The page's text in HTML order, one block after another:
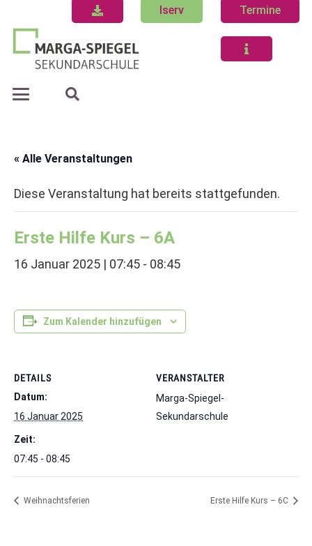
Iserv Termine
« Alle Veranstaltungen
Diese Veranstaltung hat bereits stattgefunden.
Erste Hilfe Kurs – 6A
16 Januar 2025 | 07:45 - 08:45
Zum Kalender hinzufügen
DETAILS
Datum:
16 Januar 2025
Zeit:
07:45 - 08:45
VERANSTALTER
Marga-Spiegel-
Sekundarschule
Weihnachtsferien Erste Hilfe Kurs – 6C